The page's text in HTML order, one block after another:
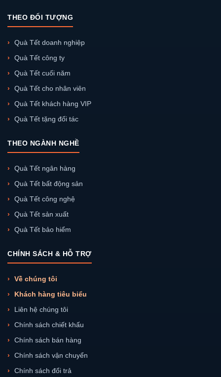
THEO ĐỐI TƯỢNG
Quà Tết doanh nghiệp
Quà Tết công ty
Quà Tết cuối năm
Quà Tết cho nhân viên
Quà Tết khách hàng VIP
Quà Tết tặng đối tác
THEO NGÀNH NGHỀ
Quà Tết ngân hàng
Quà Tết bất động sản
Quà Tết công nghệ
Quà Tết sản xuất
Quà Tết bảo hiểm
CHÍNH SÁCH & HỖ TRỢ
Về chúng tôi
Khách hàng tiêu biểu
Liên hệ chúng tôi
Chính sách chiết khấu
Chính sách bán hàng
Chính sách vận chuyển
Chính sách đổi trả